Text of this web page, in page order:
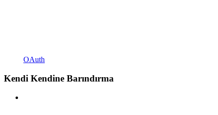
OAuth
Kendi Kendine Barındırma